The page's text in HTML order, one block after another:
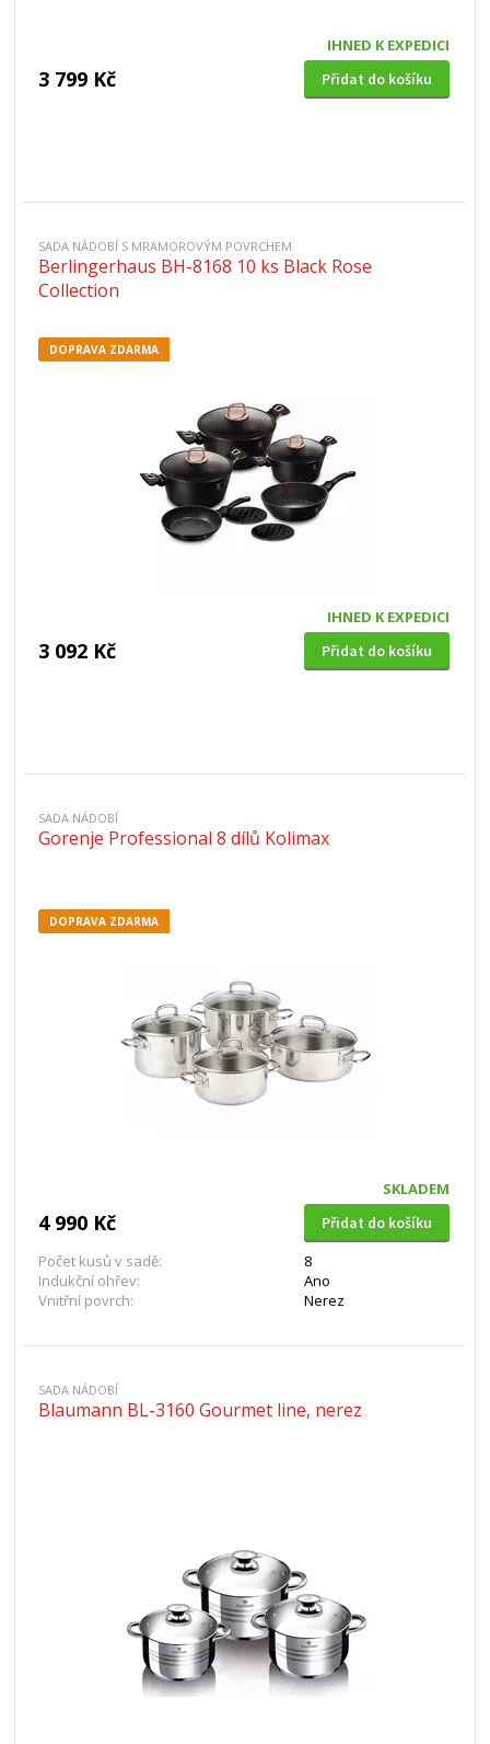
IHNED K EXPEDICI
3 799 Kč Přidat do košíku
SADA NÁDOBÍ S MRAMOROVÝM POVRCHEM
Berlingerhaus BH-8168 10 ks Black Rose
Collection
DOPRAVA ZDARMA
IHNED K EXPEDICI
3 092 Kč Přidat do košíku
SADA NÁDOBÍ
Gorenje Professional 8 dílů Kolimax
DOPRAVA ZDARMA
SKLADEM
4 990 Kč
Přidat do košíku
Počet kusů v sadě:
8
Indukční ohřev:
Ano
Vnitřní povrch:
Nerez
SADA NÁDOBÍ
Blaumann BL-3160 Gourmet line, nerez